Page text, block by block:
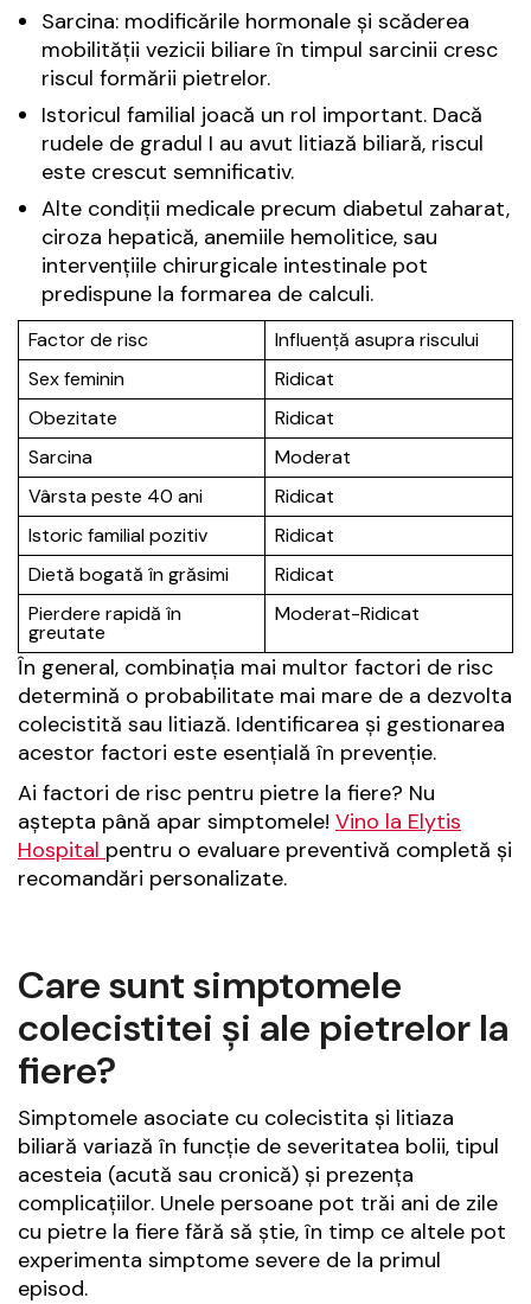
Sarcina: modificările hormonale și scăderea
mobilității vezicii biliare în timpul sarcinii cresc
riscul formării pietrelor.
Istoricul familial joacă un rol important. Dacă
rudele de gradul I au avut litiază biliară, riscul
este crescut semnificativ.
Alte condiții medicale precum diabetul zaharat,
ciroza hepatică, anemiile hemolitice, sau
intervențiile chirurgicale intestinale pot
predispune la formarea de calculi.
Factor de risc
Influență asupra riscului
Sex feminin
Ridicat
Obezitate
Ridicat
Sarcina
Moderat
Vârsta peste 40 ani
Ridicat
Istoric familial pozitiv
Ridicat
Dietă bogată în grăsimi
Ridicat
Pierdere rapidă în
greutate
Moderat-Ridicat
În general, combinația mai multor factori de risc
determină o probabilitate mai mare de a dezvolta
colecistită sau litiază. Identificarea și gestionarea
acestor factori este esențială în prevenție.
Ai factori de risc pentru pietre la fiere? Nu
aștepta până apar simptomele! Vino la Elytis
Hospital pentru o evaluare preventivă completă și
recomandări personalizate.
Care sunt simptomele
colecistitei și ale pietrelor la
fiere?
Simptomele asociate cu colecistita și litiaza
biliară variază în funcție de severitatea bolii, tipul
acesteia (acută sau cronică) și prezența
complicațiilor. Unele persoane pot trăi ani de zile
cu pietre la fiere fără să știe, în timp ce altele pot
experimenta simptome severe de la primul
episod.